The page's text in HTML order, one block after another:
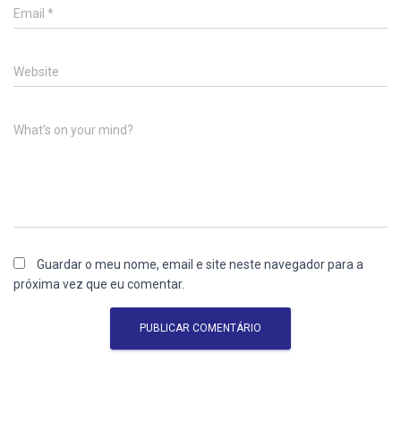
Email *
Website
What's on your mind?
Guardar o meu nome, email e site neste navegador para a
próxima vez que eu comentar.